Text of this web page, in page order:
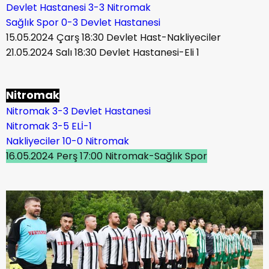
Devlet Hastanesi 3-3 Nitromak
Sağlık Spor 0-3 Devlet Hastanesi
15.05.2024 Çarş 18:30 Devlet Hast-Nakliyeciler
21.05.2024 Salı 18:30 Devlet Hastanesi-Eli 1
Nitromak
Nitromak 3-3 Devlet Hastanesi
Nitromak 3-5 ELİ-1
Nakliyeciler 10-0 Nitromak
16.05.2024 Perş 17:00 Nitromak-Sağlık Spor